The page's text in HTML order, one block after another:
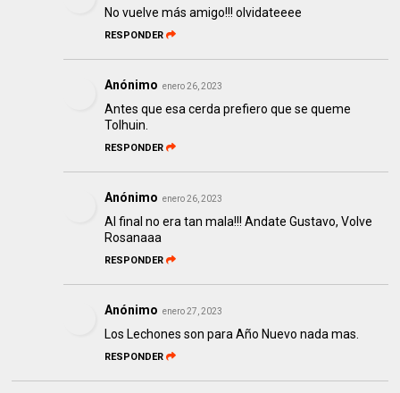
No vuelve más amigo!!! olvidateeee
RESPONDER
Anónimo enero 26, 2023
Antes que esa cerda prefiero que se queme
Tolhuin.
RESPONDER
Anónimo enero 26, 2023
Al final no era tan mala!!! Andate Gustavo, Volve
Rosanaaa
RESPONDER
Anónimo enero 27, 2023
Los Lechones son para Año Nuevo nada mas.
RESPONDER